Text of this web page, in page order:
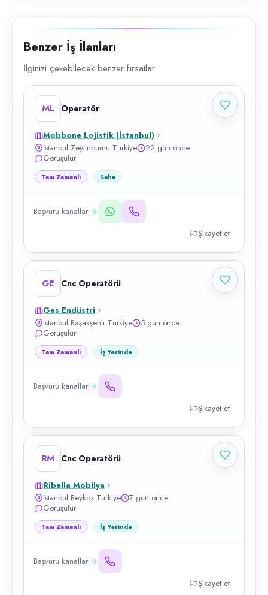
Benzer İş İlanları
İlginizi çekebilecek benzer fırsatlar
ML Operatör
Mobbone Lojistik (İstanbul)
İstanbul Zeytinburnu Türkiye
22 gün önce
Görüşülür
Tam Zamanlı Saha
Başvuru kanalları
Şikayet et
GE Cnc Operatörü
Ges Endüstri
İstanbul Başakşehir Türkiye
5 gün önce
Görüşülür
Tam Zamanlı İş Yerinde
Başvuru kanalları
Şikayet et
RM Cnc Operatörü
Ribella Mobilya
İstanbul Beykoz Türkiye
7 gün önce
Görüşülür
Tam Zamanlı İş Yerinde
Başvuru kanalları
Şikayet et